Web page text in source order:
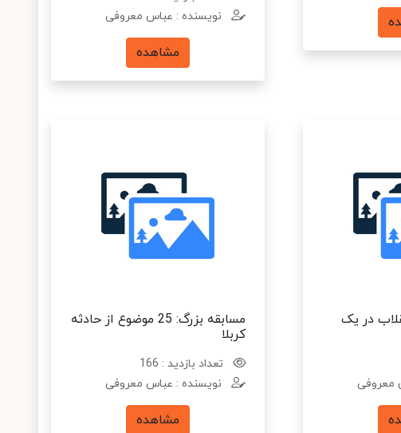
نویسنده : عباس معروفی
مشاهده
در یک
معروفی
مسابقه بزرگ: 25 موضوع از حادثه
کربلا
تعداد بازدید : 166
نویسنده : عباس معروفی
مشاهده